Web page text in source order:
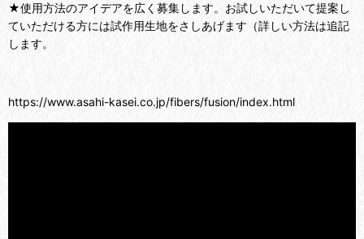
★使用方法のアイデアを広く募集します。お試しいただいて提案し
ていただける方には試作用生地をさしあげます（詳しい方法は追記
します。
https://www.asahi-kasei.co.jp/fibers/fusion/index.html